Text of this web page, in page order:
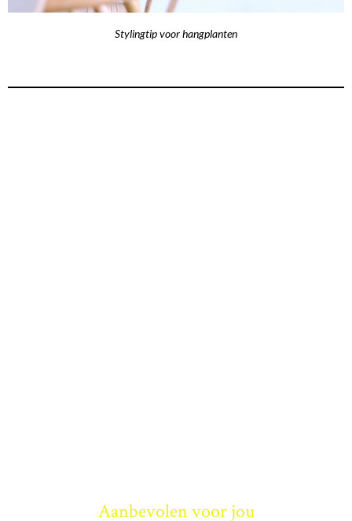
Stylingtip voor hangplanten
Aanbevolen voor jou